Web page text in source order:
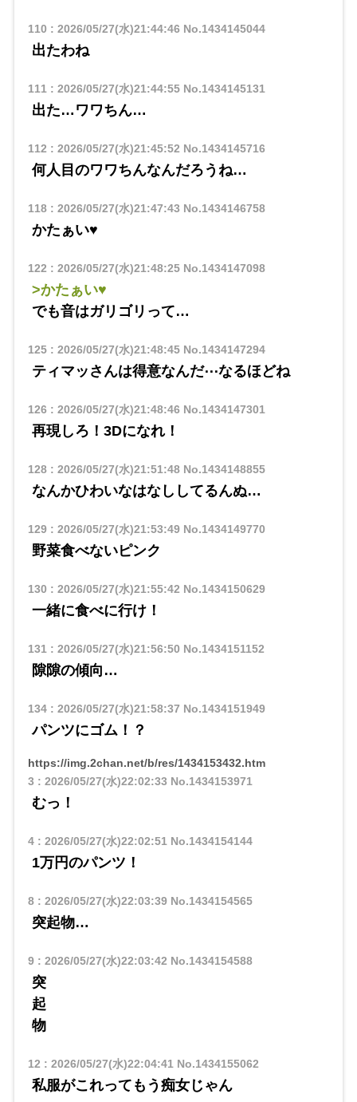
110 : 2026/05/27(水)21:44:46 No.1434145044
出たわね
111: 2026/05/27(水)21:44:55No.1434145131
出た…ワワちん…
112 : 2026/05/27(水)21:45:52 No.1434145716
何人目のワワちんなんだろうね…
118: 2026/05/27(水)21:47:43 No.1434146758
かたぁい♥
122 : 2026/05/27(水)21:48:25No.1434147098
>かたぁい♥
でも音はガリゴリって…
125: 2026/05/27(水)21:48:45No.1434147294
ティマッさんは得意なんだ⋯なるほどね
126 : 2026/05/27(水)21:48:46 No.1434147301
再現しろ！3Dになれ！
128: 2026/05/27(水)21:51:48No.1434148855
なんかひわいなはなししてるんぬ…
129: 2026/05/27(水)21:53:49No.1434149770
野菜食べないピンク
130 : 2026/05/27(水)21:55:42 No.1434150629
一緒に食べに行け！
131: 2026/05/27(水)21:56:50 No.1434151152
隙隙の傾向…
134: 2026/05/27(水)21:58:37 No.1434151949
パンツにゴム！？
https://img.2chan.net/b/res/1434153432.htm
3 : 2026/05/27(水)22:02:33 No.1434153971
むっ！
4: 2026/05/27(水)22:02:51 No.1434154144
1万円のパンツ！
8: 2026/05/27(水)22:03:39No.1434154565
突起物…
9: 2026/05/27(水)22:03:42 No.1434154588
突
起
物
12 : 2026/05/27(水)22:04:41 No.1434155062
私服がこれってもう痴女じゃん